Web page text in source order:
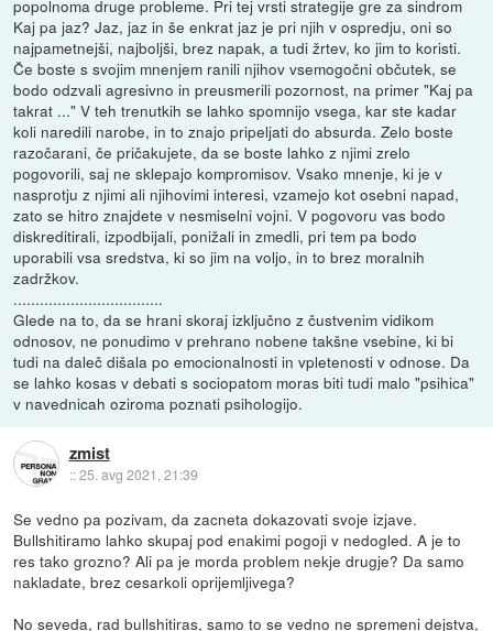
popolnoma druge probleme. Pri tej vrsti strategije gre za sindrom
Kaj pa jaz? Jaz, jaz in še enkrat jaz je pri njih v ospredju, oni so
najpametnejši, najboljši, brez napak, a tudi žrtev, ko jim to koristi.
Če boste s svojim mnenjem ranili njihov vsemogočni občutek, se
bodo odzvali agresivno in preusmerili pozornost, na primer "Kaj pa
takrat ..." V teh trenutkih se lahko spomnijo vsega, kar ste kadar
koli naredili narobe, in to znajo pripeljati do absurda. Zelo boste
razočarani, če pričakujete, da se boste lahko z njimi zrelo
pogovorili, saj ne sklepajo kompromisov. Vsako mnenje, ki je v
nasprotju z njimi ali njihovimi interesi, vzamejo kot osebni napad,
zato se hitro znajdete v nesmiselni vojni. V pogovoru vas bodo
diskreditirali, izpodbijali, ponižali in zmedli, pri tem pa bodo
uporabili vsa sredstva, ki so jim na voljo, in to brez moralnih
zadržkov.
..................................
Glede na to, da se hrani skoraj izključno z čustvenim vidikom
odnosov, ne ponudimo v prehrano nobene takšne vsebine, ki bi
tudi na daleč dišala po emocionalnosti in vpletenosti v odnose. Da
se lahko kosas v debati s sociopatom moras biti tudi malo "psihica"
v navednicah oziroma poznati psihologijo.
zmist
::25. avg 2021, 21:39
Se vedno pa pozivam, da zacneta dokazovati svoje izjave.
Bullshitiramo lahko skupaj pod enakimi pogoji v nedogled. A je to
res tako grozno? Ali pa je morda problem nekje drugje? Da samo
nakladate, brez cesarkoli oprijemljivega?
No seveda, rad bullshitiras, samo to se vedno ne spremeni dejstva,